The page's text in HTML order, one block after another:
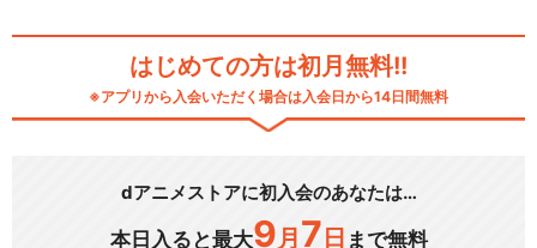
はじめての方は初月無料!!
※アプリから入会いただく場合は入会日から14日間無料
dアニメストアに初入会のあなたは…
本日入ると最大9 月 7 日 まで無料